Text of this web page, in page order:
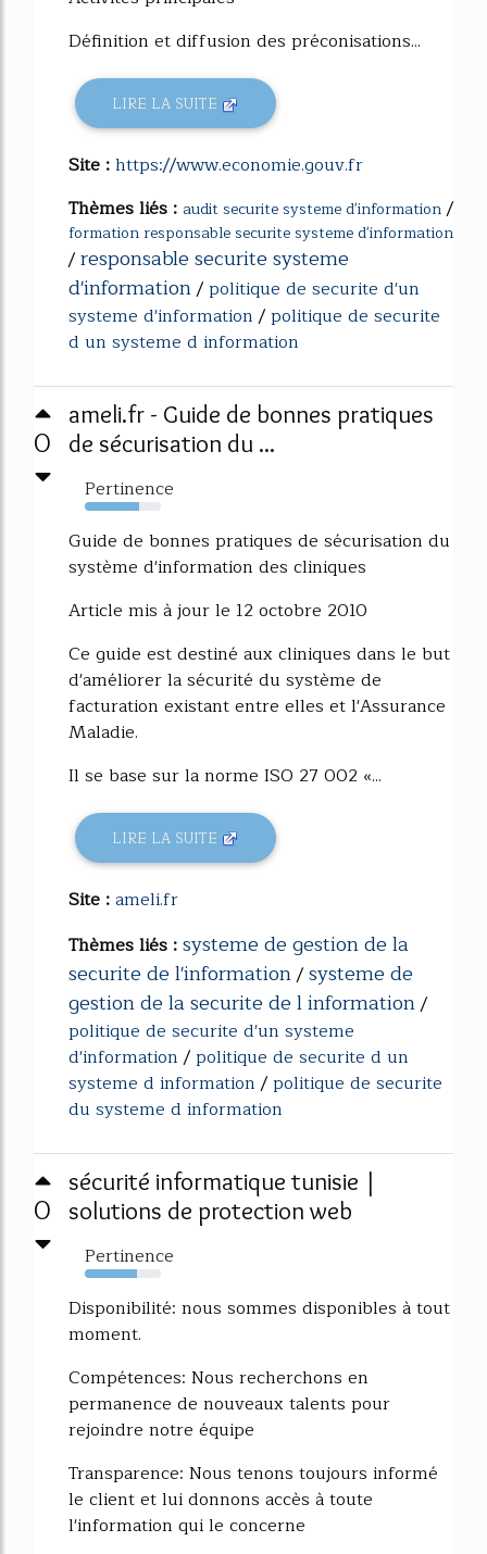
Définition et diffusion des préconisations...
LIRE LA SUITE
Site :https://www.economie.gouv.fr
Thèmes liés : audit securite systeme d'information/
formation responsable securite systeme d'information
/responsable securite systeme
d'information/politique de securite d'un
systeme d'information/politique de securite
d un systeme d information
0
ameli.fr - Guide de bonnes pratiques
de sécurisation du ...
Pertinence
71%
Guide de bonnes pratiques de sécurisation du
système d'information des cliniques
Article mis à jour le 12 octobre 2010
Ce guide est destiné aux cliniques dans le but
d'améliorer la sécurité du système de
facturation existant entre elles et l'Assurance
Maladie.
Il se base sur la norme ISO 27 002 «...
LIRE LA SUITE
Site :ameli.fr
Thèmes liés :systeme de gestion de la
securite de l'information/systeme de
gestion de la securite de l information/
politique de securite d'un systeme
d'information/politique de securite d un
systeme d information/politique de securite
du systeme d information
0
sécurité informatique tunisie |
solutions de protection web
Pertinence
69%
Disponibilité: nous sommes disponibles à tout
moment.
Compétences: Nous recherchons en
permanence de nouveaux talents pour
rejoindre notre équipe
Transparence: Nous tenons toujours informé
le client et lui donnons accès à toute
l'information qui le concerne